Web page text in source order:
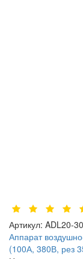
Артикул: ADL20-
Аппарат
(100А, 380В, рез